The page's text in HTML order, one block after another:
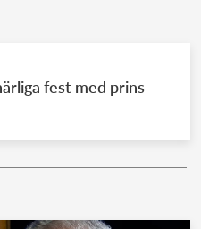
fest med prins